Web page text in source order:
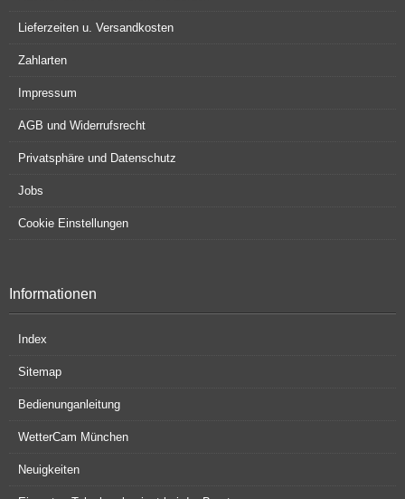
Lieferzeiten u. Versandkosten
Zahlarten
Impressum
AGB und Widerrufsrecht
Privatsphäre und Datenschutz
Jobs
Cookie Einstellungen
Informationen
Index
Sitemap
Bedienunganleitung
WetterCam München
Neuigkeiten